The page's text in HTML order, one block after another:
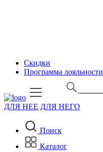
Скидки
Программа лояльности
ДЛЯ НЕЕ ДЛЯ НЕГО
Поиск
Каталог